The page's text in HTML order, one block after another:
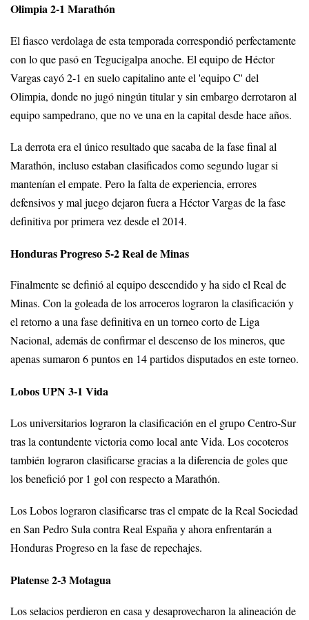
Olimpia 2-1 Marathón
El fiasco verdolaga de esta temporada correspondió perfectamente
con lo que pasó en Tegucigalpa anoche. El equipo de Héctor
Vargas cayó 2-1 en suelo capitalino ante el 'equipo C' del
Olimpia, donde no jugó ningún titular y sin embargo derrotaron al
equipo sampedrano, que no ve una en la capital desde hace años.
La derrota era el único resultado que sacaba de la fase final al
Marathón, incluso estaban clasificados como segundo lugar si
mantenían el empate. Pero la falta de experiencia, errores
defensivos y mal juego dejaron fuera a Héctor Vargas de la fase
definitiva por primera vez desde el 2014.
Honduras Progreso 5-2 Real de Minas
Finalmente se definió al equipo descendido y ha sido el Real de
Minas. Con la goleada de los arroceros lograron la clasificación y
el retorno a una fase definitiva en un torneo corto de Liga
Nacional, además de confirmar el descenso de los mineros, que
apenas sumaron 6 puntos en 14 partidos disputados en este torneo.
Lobos UPN 3-1 Vida
Los universitarios lograron la clasificación en el grupo Centro-Sur
tras la contundente victoria como local ante Vida. Los cocoteros
también lograron clasificarse gracias a la diferencia de goles que
los benefició por 1 gol con respecto a Marathón.
Los Lobos lograron clasificarse tras el empate de la Real Sociedad
en San Pedro Sula contra Real España y ahora enfrentarán a
Honduras Progreso en la fase de repechajes.
Platense 2-3 Motagua
Los selacios perdieron en casa y desaprovecharon la alineación de